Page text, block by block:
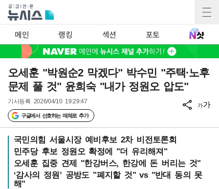
메인 랭킹 섹션 포토
오세훈 "박원순2 막겠다" 박수민 "주택·노후
문제 풀 것" 윤희숙 "내가 정원오 압도"
기사등록 2026/04/10 19:29:47
구글에서 선호하는 매체로 추가
가가
국민의힘 서울시장 예비후보 2차 비전토론회
민주당 후보 정원오 확정에 "더 유리해져"
오세훈 집중 견제 "한강버스, 한강에 돈 버리는 것"
‘감사의 정원’ 공방도 "폐지할 것" vs "반대 동의 못
해"